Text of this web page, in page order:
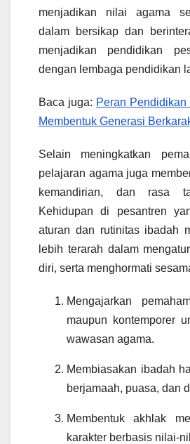
menjadikan nilai agama
dalam bersikap dan
menjadikan pendidikan
dengan lembaga pendidikan
Baca juga: Peran
Membentuk Generasi
Selain meningkatkan
pelajaran agama juga
kemandirian, dan rasa
Kehidupan di pesantren
aturan dan rutinitas ibadah
lebih terarah dalam
diri, serta menghormati
Mengajarkan
maupun kontemporer
wawasan agama.
Membiasakan ibadah
berjamaah, puasa, dan
Membentuk akhlak
karakter berbasis nilai-